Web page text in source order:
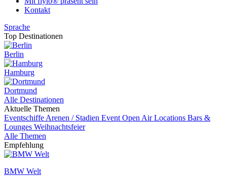
Kontakt
Sprache
Top Destinationen
Berlin
Hamburg
Dortmund
Alle Destinationen
Aktuelle Themen
Eventschiffe Arenen / Stadien Event Open Air Locations Bars &
Lounges Weihnachtsfeier
Alle Themen
Empfehlung
BMW Welt